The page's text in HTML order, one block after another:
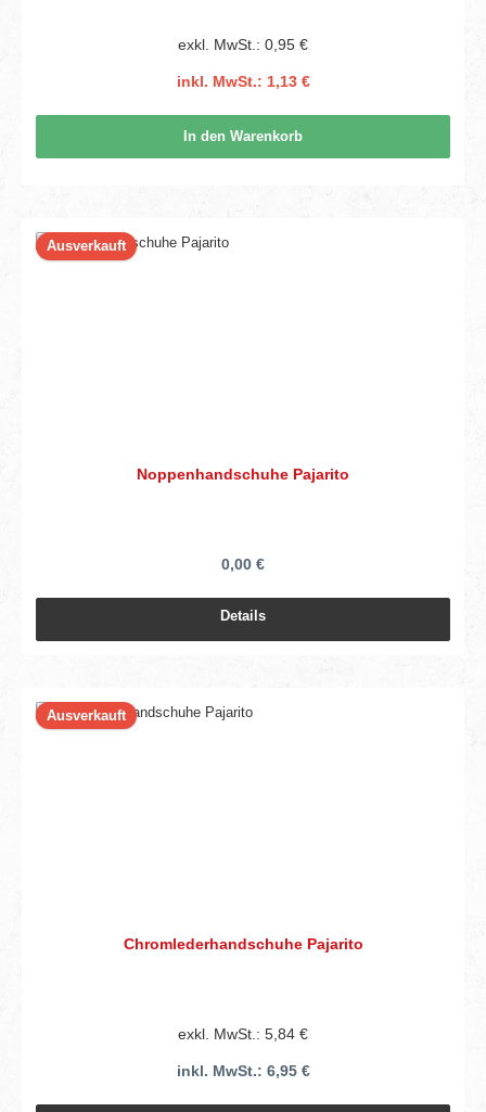
exkl. MwSt.: 0,95 €
inkl. MwSt.: 1,13 €
In den Warenkorb
Ausverkauft
Noppenhandschuhe Pajarito
0,00 €
Details
Ausverkauft
Chromlederhandschuhe Pajarito
exkl. MwSt.: 5,84 €
inkl. MwSt.: 6,95 €